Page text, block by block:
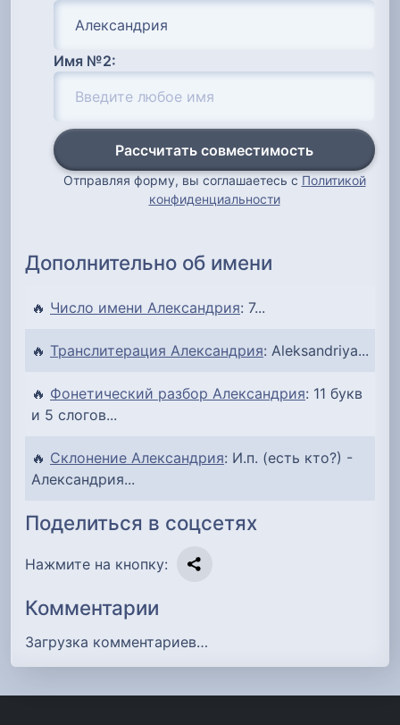
Имя №2:
Рассчитать совместимость
Отправляя форму, вы соглашаетесь с Политикой
конфиденциальности
Дополнительно об имени
🔥 Число имени Александрия: 7...
🔥 Транслитерация Александрия: Aleksandriya...
🔥 Фонетический разбор Александрия: 11 букв
и 5 слогов...
🔥 Склонение Александрия: И.п. (есть кто?) -
Александрия...
Поделиться в соцсетях
Нажмите на кнопку:
Комментарии
Загрузка комментариев…